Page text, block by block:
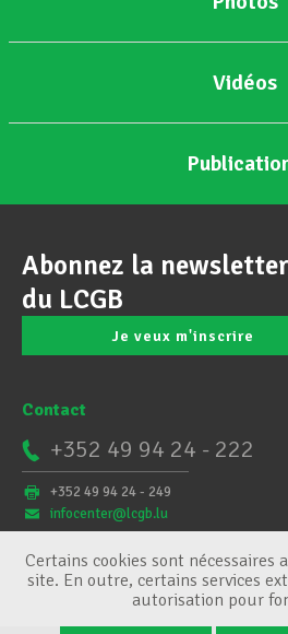
Vidéos
Abonnez la
du LCGB
Je veux m'inscrire
Contact
+352 49 94 24 - 222
+352 49 94 24 - 249
infocenter@lcgb.lu
Certains cookies sont nécessaires
site. En outre, certains services
autorisation pour